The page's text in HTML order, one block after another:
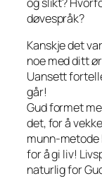
døvespråk?
Kanskje det
noe med ditt
Uansett
går!
Gud formet
det, for å
munn-metode
for å gi liv!
naturlig for